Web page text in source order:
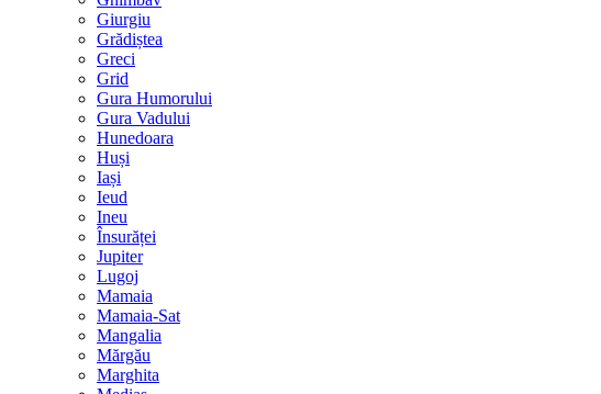
Giurgiu
Grădiștea
Greci
Grid
Gura Humorului
Gura Vadului
Hunedoara
Huși
Iași
Ieud
Ineu
Însurăței
Jupiter
Lugoj
Mamaia
Mamaia-Sat
Mangalia
Mărgău
Marghita